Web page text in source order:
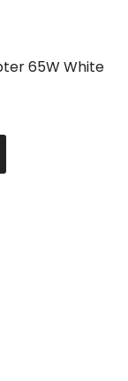
65W White